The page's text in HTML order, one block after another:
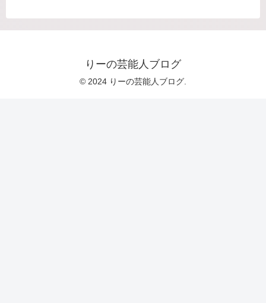
りーの芸能人ブログ
© 2024 りーの芸能人ブログ.